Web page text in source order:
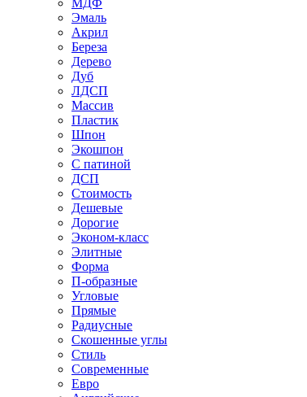
Эмаль
Акрил
Береза
Дерево
Дуб
ЛДСП
Массив
Пластик
Шпон
Экошпон
С патиной
ДСП
Стоимость
Дешевые
Дорогие
Эконом-класс
Элитные
Форма
П-образные
Угловые
Прямые
Радиусные
Скошенные углы
Стиль
Современные
Евро